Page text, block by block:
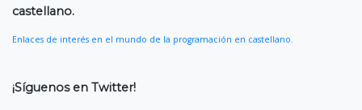
castellano.
Enlaces de interés en el mundo de la programación en castellano.
¡Síguenos en Twitter!